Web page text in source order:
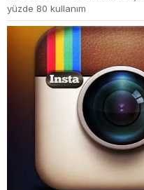
yüzde 80 kullanım